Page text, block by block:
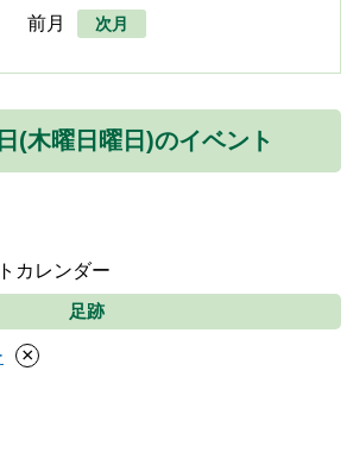
前月 次月
(木曜日曜日)のイベント
カレンダー
足跡
×